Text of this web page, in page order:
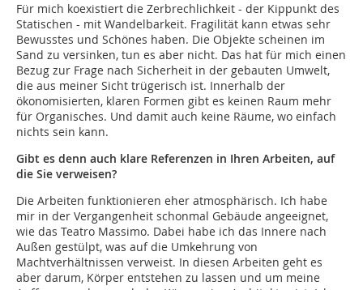
Für mich koexistiert die Zerbrechlichkeit - der Kippunkt des
Statischen - mit Wandelbarkeit. Fragilität kann etwas sehr
Bewusstes und Schönes haben. Die Objekte scheinen im
Sand zu versinken, tun es aber nicht. Das hat für mich einen
Bezug zur Frage nach Sicherheit in der gebauten Umwelt,
die aus meiner Sicht trügerisch ist. Innerhalb der
ökonomisierten, klaren Formen gibt es keinen Raum mehr
für Organisches. Und damit auch keine Räume, wo einfach
nichts sein kann.
Gibt es denn auch klare Referenzen in Ihren Arbeiten, auf
die Sie verweisen?
Die Arbeiten funktionieren eher atmosphärisch. Ich habe
mir in der Vergangenheit schonmal Gebäude angeeignet,
wie das Teatro Massimo. Dabei habe ich das Innere nach
Außen gestülpt, was auf die Umkehrung von
Machtverhältnissen verweist. In diesen Arbeiten geht es
aber darum, Körper entstehen zu lassen und um meine